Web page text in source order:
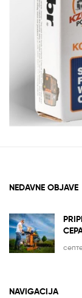
NEDAVNE OBJAVE
NAVIGACIJA